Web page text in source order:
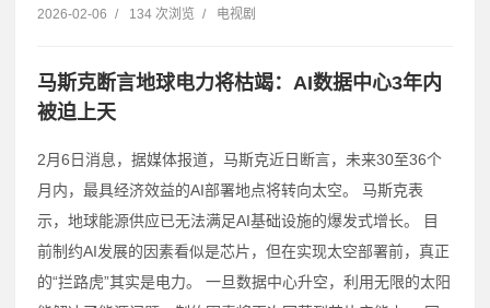
2026-02-06 / 134 次浏览 / 电视剧
马斯克断言地球电力将枯竭：AI数据中心3年内
被迫上天
2月6日消息，据媒体报道，马斯克近日断言，未来30至36个
月内，最具经济效益的AI部署地点将转向太空。 马斯克表
示，地球能源供应已无法满足AI基础设施的爆发式增长。 目
前制约AI发展的因素看似是芯片，但在实现太空部署前，真正
的“拦路虎”其实是电力。 一旦数据中心升空，利用无限的太阳